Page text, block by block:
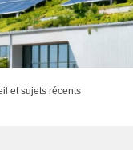
et sujets récents